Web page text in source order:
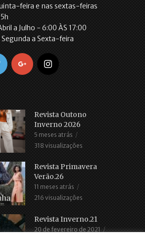
feira e nas sextas-feiras
a Julho - 6:00 ÀS 17:00
a Sexta-feira
Revista Outono
Inverno 2026
5 meses atrás
318 visualizações
Revista Primavera
Verão.26
11 meses atrás
216 visualizações
Revista Inverno.21
20 de fevereiro de 2021